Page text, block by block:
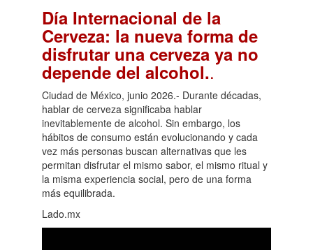
Día Internacional de la
Cerveza: la nueva forma de
disfrutar una cerveza ya no
depende del alcohol..
Ciudad de México, junio 2026.- Durante décadas,
hablar de cerveza significaba hablar
inevitablemente de alcohol. Sin embargo, los
hábitos de consumo están evolucionando y cada
vez más personas buscan alternativas que les
permitan disfrutar el mismo sabor, el mismo ritual y
la misma experiencia social, pero de una forma
más equilibrada.
Lado.mx